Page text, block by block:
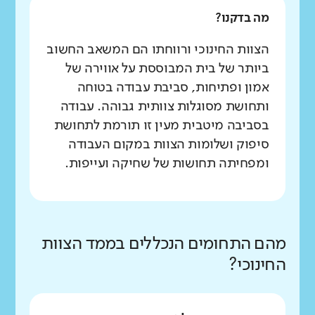
מה בדקנו?
הצוות החינוכי ורווחתו הם המשאב החשוב
ביותר של בית המבוססת על אווירה של
אמון ופתיחות, סביבת עבודה בטוחה
ותחושת מסוגלות צוותית גבוהה. עבודה
בסביבה מיטבית מעין זו תורמת לתחושת
סיפוק ושלומות הצוות במקום העבודה
ומפחיתה תחושות של שחיקה ועייפות.
מהם התחומים הנכללים בממד הצוות
החינוכי?